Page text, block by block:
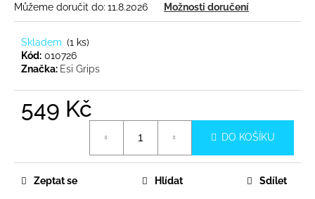
Můžeme doručit do: 11.8.2026 Možnosti doručení
Skladem (1 ks)
Kód: 010726
Značka: Esi Grips
549 Kč
DO KOŠÍKU
Zeptat se Hlídat Sdílet
D
o
p
o
r
e
m